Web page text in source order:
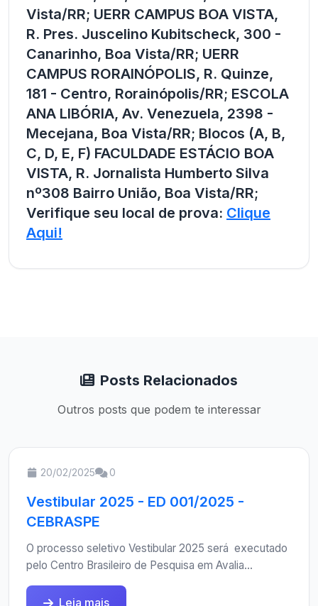
Vista/RR; UERR CAMPUS BOA VISTA,
R. Pres. Juscelino Kubitscheck, 300 -
Canarinho, Boa Vista/RR; UERR
CAMPUS RORAINÓPOLIS, R. Quinze,
181 - Centro, Rorainópolis/RR; ESCOLA
ANA LIBÓRIA, Av. Venezuela, 2398 -
Mecejana, Boa Vista/RR; Blocos (A, B,
C, D, E, F) FACULDADE ESTÁCIO BOA
VISTA, R. Jornalista Humberto Silva
nº308 Bairro União, Boa Vista/RR;
Verifique seu local de prova: Clique
Aqui!
Posts Relacionados
Outros posts que podem te interessar
20/02/2025 0
Vestibular 2025 - ED 001/2025 -
CEBRASPE
O processo seletivo Vestibular 2025 será executado
pelo Centro Brasileiro de Pesquisa em Avalia...
Leia mais